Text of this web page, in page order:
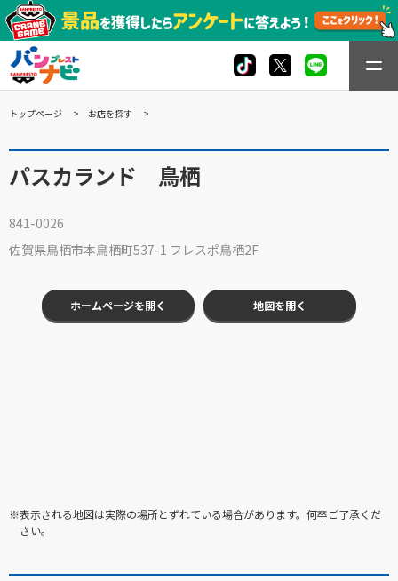
トップページ お店を探す
パスカランド 鳥栖
841-0026
佐賀県鳥栖市本鳥栖町537-1 フレスポ鳥栖2F
ホームページを開く 地図を開く
※表示される地図は実際の場所とずれている場合があります。何卒ご了承くだ
さい。